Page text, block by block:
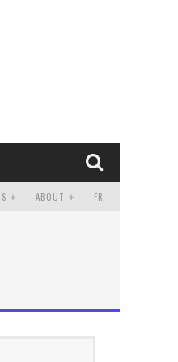
ABOUT FR